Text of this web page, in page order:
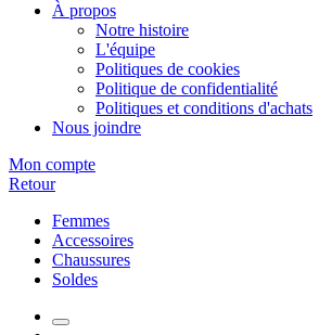
À propos
Notre histoire
L'équipe
Politiques de cookies
Politique de confidentialité
Politiques et conditions d'achats
Nous joindre
Mon compte
Retour
Femmes
Accessoires
Chaussures
Soldes